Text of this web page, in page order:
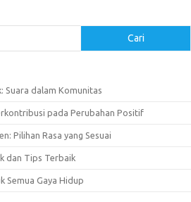
Cari
Suara dalam Komunitas
pada Perubahan Positif
Pilihan Rasa yang Sesuai
dan Tips Terbaik
Semua Gaya Hidup